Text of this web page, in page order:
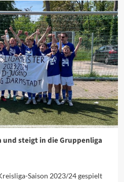
und steigt in die Gruppenliga
Saison 2023/24 gespielt